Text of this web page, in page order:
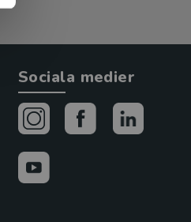
Sociala medier